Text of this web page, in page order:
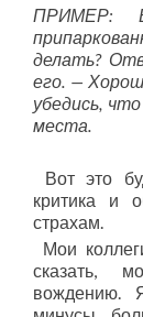
ПРИМЕР:
делать?
его. —
убедись,
места.
Вот это
критика и
страхам.
Мои
сказать,
вождению.